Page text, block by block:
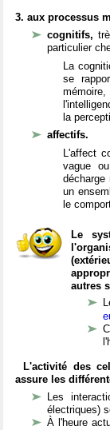
3. aux processus
cognitifs,
particulier
La
se
la
affectifs.
L'affect
vague
décharge
un
le
Le
autres
L'activité des
assure les
Les
électriques)
À l'heure